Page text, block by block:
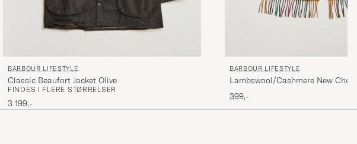
BARBOUR LIFESTYLE
Classic Beaufort Jacket Olive
FINDES I FLERE STØRRELSER
3 199,-
BARBOUR LIFESTYLE
Lambswool/Cashmere New
Gold
399,-